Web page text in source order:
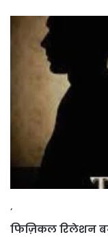
‘
फिज़िकल रिलेशन